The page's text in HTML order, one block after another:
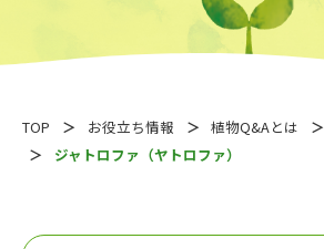
TOP お役立ち情報 植物Q&Aとは
ジャトロファ（ヤトロファ）